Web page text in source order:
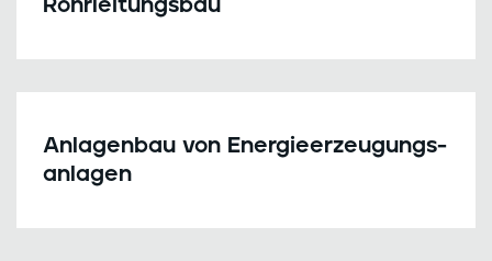
Rohrleitungsbau
Anlagenbau von Energie­erzeugungs­
anlagen